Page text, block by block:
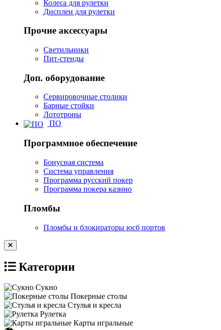
Колеса для рулетки
Дисплеи для рулетки
Прочие аксессуары
Светильники
Пит-стенды
Доп. оборудование
Сервировочные столики
Барные стойки
Лототроны
ПО
Программное обеспечение
Бонусная система
Система управления
Программа русский покер
Программа покера казино
Пломбы
Пломбы и блокираторы юсб портов
Категории
Сукно
Покерные столы
Стулья и кресла
Рулетка
Карты игральные